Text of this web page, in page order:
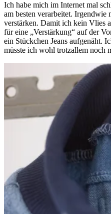
Ich habe mich im Internet mal
am besten verarbeitet. Irgendwie
verstärken. Damit ich kein Vlies
für eine „Verstärkung“ auf der
ein Stückchen Jeans aufgenäht.
müsste ich wohl trotzallem noch